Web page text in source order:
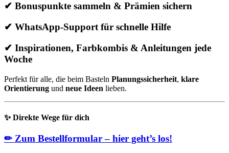
✔ Bonuspunkte sammeln & Prämien sichern
✔ WhatsApp-Support für schnelle Hilfe
✔ Inspirationen, Farbkombis & Anleitungen jede
Woche
Perfekt für alle, die beim Basteln Planungssicherheit, klare
Orientierung und neue Ideen lieben.
✨Direkte Wege für dich
✏ Zum Bestellformular – hier geht’s los!